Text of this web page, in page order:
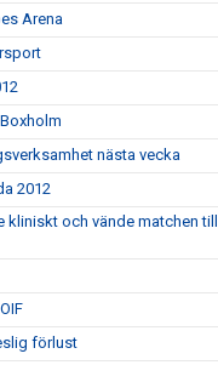
Arena
nästa vecka
2012
kliniskt och vände matchen till
förlust